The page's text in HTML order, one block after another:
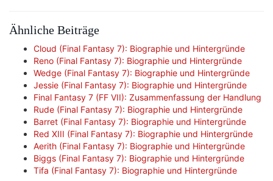
Ähnliche Beiträge
Cloud (Final Fantasy 7): Biographie und Hintergründe
Reno (Final Fantasy 7): Biographie und Hintergründe
Wedge (Final Fantasy 7): Biographie und Hintergründe
Jessie (Final Fantasy 7): Biographie und Hintergründe
Final Fantasy 7 (FF VII): Zusammenfassung der Handlung
Rude (Final Fantasy 7): Biographie und Hintergründe
Barret (Final Fantasy 7): Biographie und Hintergründe
Red XIII (Final Fantasy 7): Biographie und Hintergründe
Aerith (Final Fantasy 7): Biographie und Hintergründe
Biggs (Final Fantasy 7): Biographie und Hintergründe
Tifa (Final Fantasy 7): Biographie und Hintergründe